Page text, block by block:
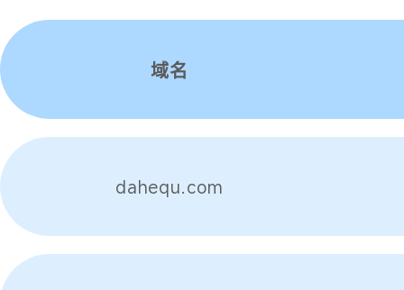
域名
dahequ.com